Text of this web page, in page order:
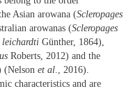
Asian arowana (Scleropages
arowanas (Scleropages
leichardti Günther, 1864),
Roberts, 2012) and the
(Nelson et al ., 2016).
characteristics and are